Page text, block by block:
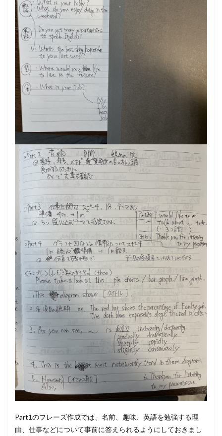
Part1のフレーズ作成では、名前、趣味、英語を勉強する理
由、仕事などについて事前に答えられるようにしておきまし